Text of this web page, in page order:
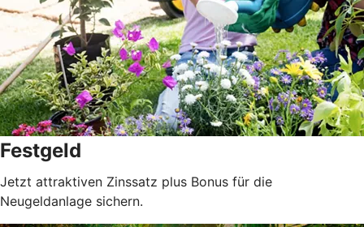
Festgeld
Jetzt attraktiven Zinssatz plus Bonus für die
Neugeldanlage sichern.